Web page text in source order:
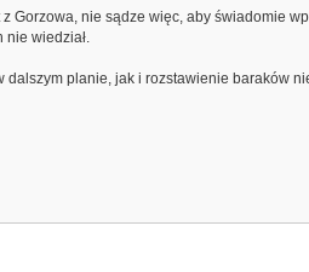
nie sądze więc, aby świadomie
wiedział.
planie, jak i rozstawienie baraków